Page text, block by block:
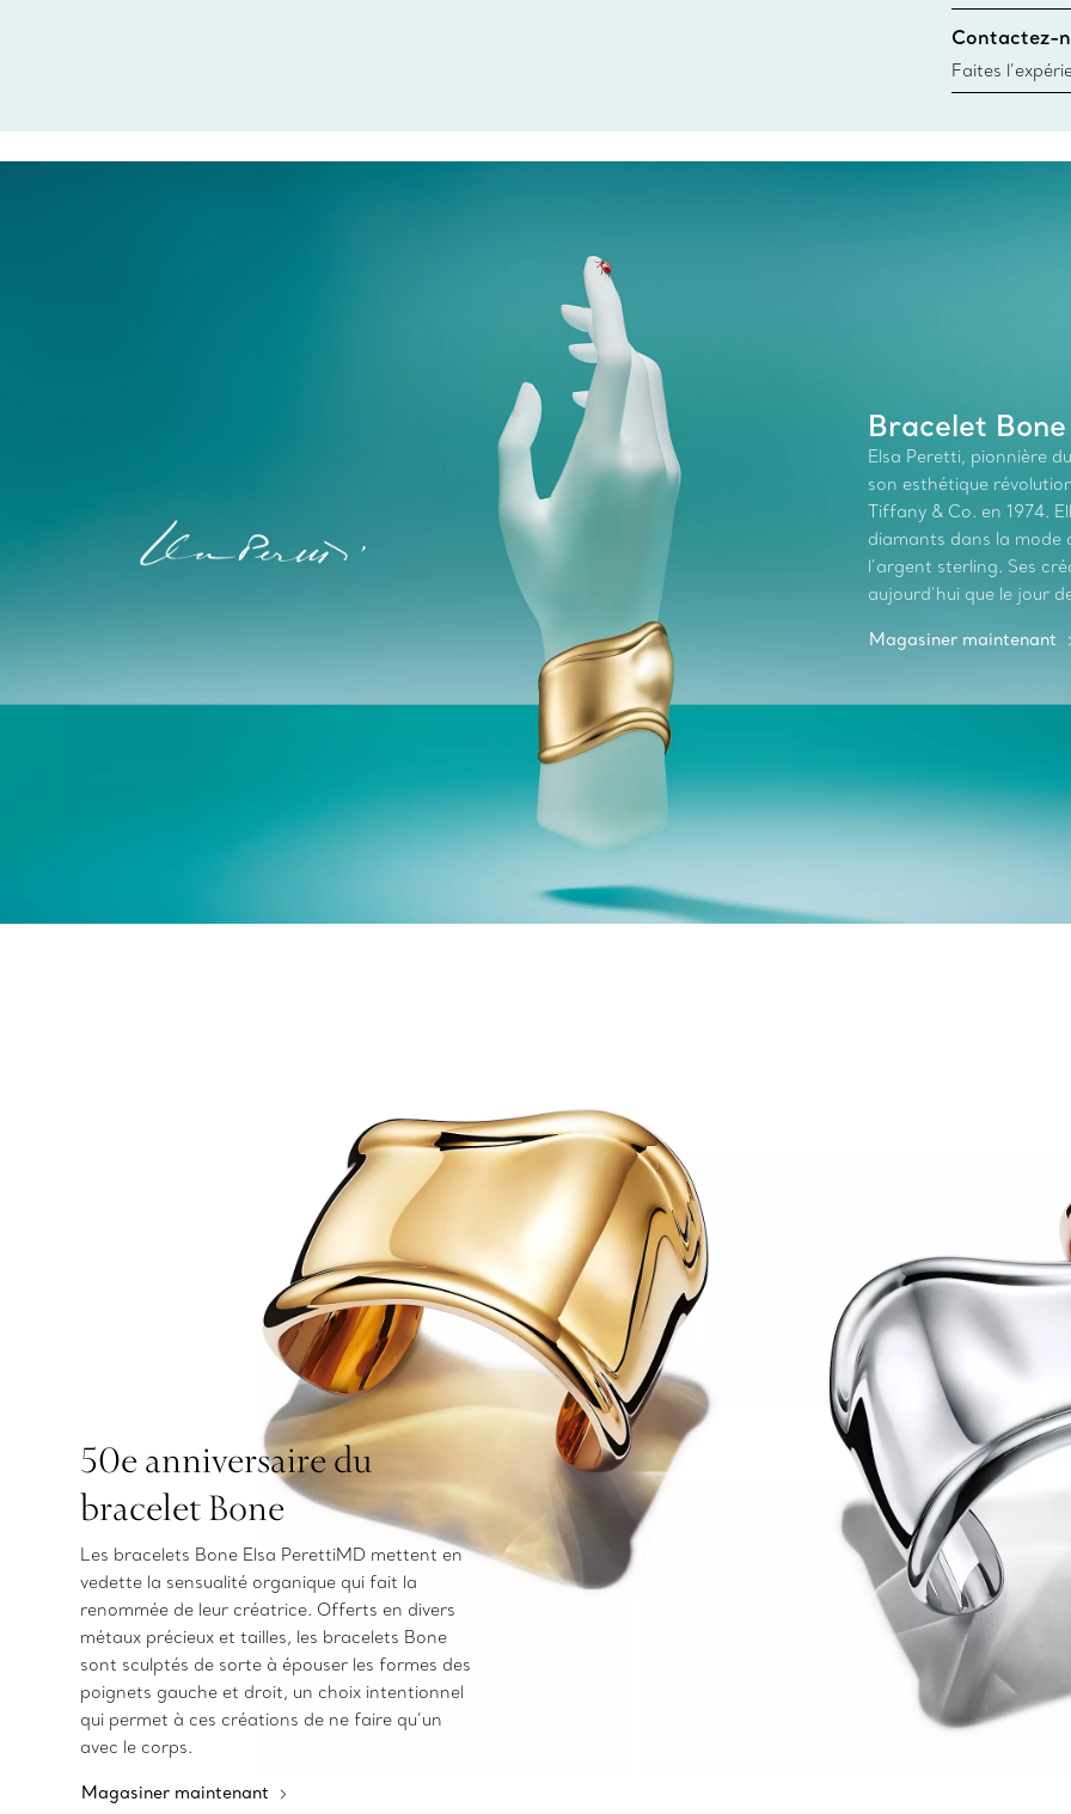
créations, les
Trouver le
Contactez-
Faites
besoins par
Bracelet
Elsa Peretti, pionnière
son esthétique
Tiffany & Co. en 1974.
diamants dans la mode
l’argent sterling. Ses
aujourd’hui que le jour
Magasiner maintenant
50e anniversaire du
bracelet Bone
Les bracelets Bone Elsa PerettiMD mettent en
vedette la sensualité organique qui fait la
renommée de leur créatrice. Offerts en divers
métaux précieux et tailles, les bracelets Bone
sont sculptés de sorte à épouser les formes des
poignets gauche et droit, un choix intentionnel
qui permet à ces créations de ne faire qu’un
avec le corps.
Magasiner maintenant